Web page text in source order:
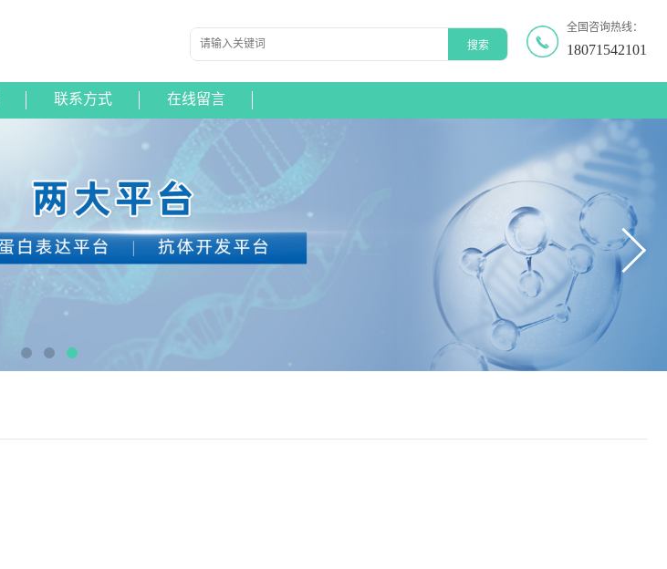
全国咨询热线：
18071542101
联系方式 在线留言